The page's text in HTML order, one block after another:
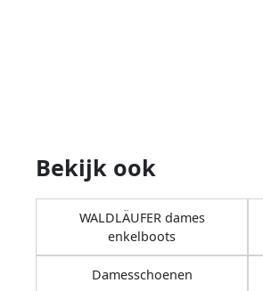
Bekijk ook
WALDLÄUFER dames
enkelboots
Damesschoenen